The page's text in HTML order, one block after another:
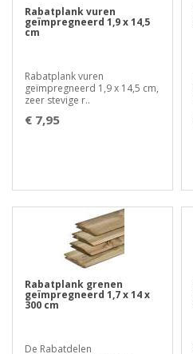
Rabatplank vuren
geïmpregneerd 1,9 x 14,5
cm
Rabatplank vuren
geïmpregneerd 1,9 x 14,5 cm,
zeer stevige r..
€ 7,95
Rabatplank grenen
geïmpregneerd 1,7 x 14 x
300 cm
De Rabatdelen